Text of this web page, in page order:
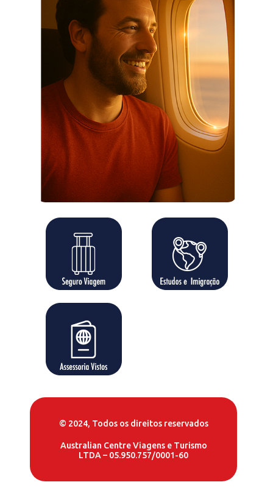
© 2024, Todos os direitos reservados
Australian Centre Viagens e Turismo
LTDA – 05.950.757/0001-60